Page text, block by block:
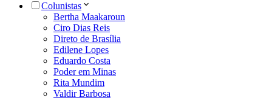
Colunistas
Bertha Maakaroun
Ciro Dias Reis
Direto de Brasília
Edilene Lopes
Eduardo Costa
Poder em Minas
Rita Mundim
Valdir Barbosa